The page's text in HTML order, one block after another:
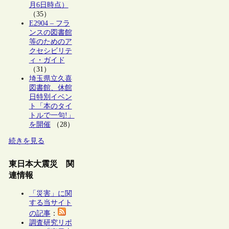
月6日時点）
（35）
E2904 – フラ
ンスの図書館
等のためのア
クセシビリテ
ィ・ガイド
（31）
埼玉県立久喜
図書館、休館
日特別イベン
ト「本のタイ
トルで一句!」
を開催（28）
続きを見る
東日本大震災 関
連情報
「災害」に関
する当サイト
の記事：
調査研究リポ